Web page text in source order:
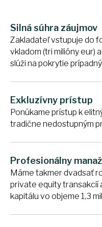
Silná súhra záujmov
Zakladateľ vstupuje do
vkladom (tri milióny eur)
slúži na pokrytie
Exkluzívny prístup
Ponúkame prístup k
tradične nedostupným
Profesionálny
Máme takmer dvadsať
private equity transakcií
kapitálu vo objeme 1,3